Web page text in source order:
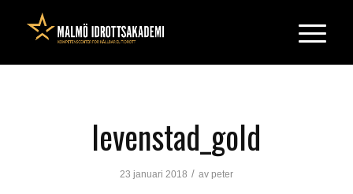
levenstad_gold
23 januari 2018 / av peter